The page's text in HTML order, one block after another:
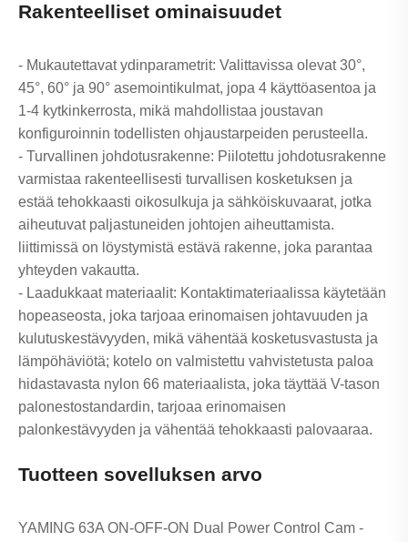
Rakenteelliset ominaisuudet
- Mukautettavat ydinparametrit: Valittavissa olevat 30°,
45°, 60° ja 90° asemointikulmat, jopa 4 käyttöasentoa ja
1-4 kytkinkerrosta, mikä mahdollistaa joustavan
konfiguroinnin todellisten ohjaustarpeiden perusteella.
- Turvallinen johdotusrakenne: Piilotettu johdotusrakenne
varmistaa rakenteellisesti turvallisen kosketuksen ja
estää tehokkaasti oikosulkuja ja sähköiskuvaarat, jotka
aiheutuvat paljastuneiden johtojen aiheuttamista.
liittimissä on löystymistä estävä rakenne, joka parantaa
yhteyden vakautta.
- Laadukkaat materiaalit: Kontaktimateriaalissa käytetään
hopeaseosta, joka tarjoaa erinomaisen johtavuuden ja
kulutuskestävyyden, mikä vähentää kosketusvastusta ja
lämpöhäviötä; kotelo on valmistettu vahvistetusta paloa
hidastavasta nylon 66 materiaalista, joka täyttää V-tason
palonestostandardin, tarjoaa erinomaisen
palonkestävyyden ja vähentää tehokkaasti palovaaraa.
Tuotteen sovelluksen arvo
YAMING 63A ON-OFF-ON Dual Power Control Cam -